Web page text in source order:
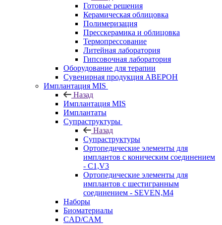
Готовые решения
Керамическая облицовка
Полимеризация
Пресскерамика и облицовка
Термопрессование
Литейная лаборатория
Гипсовочная лаборатория
Оборудование для терапии
Сувенирная продукция АВЕРОН
Имплантация MIS
Назад
Имплантация MIS
Имплантаты
Супраструктуры
Назад
Супраструктуры
Ортопедические элементы для
имплантов с коническим соединением
- C1,V3
Ортопедические элементы для
имплантов с шестигранным
соединением - SEVEN,M4
Наборы
Биоматериалы
CAD/CAM